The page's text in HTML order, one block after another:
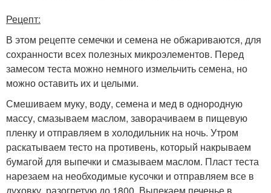
Рецепт:
В этом рецепте семечки и семена не обжариваются, для
сохранности всех полезных микроэлементов. Перед
замесом теста можно немного измельчить семена, но
можно оставить их и целыми.
Смешиваем муку, воду, семена и мед в однородную
массу, смазываем маслом, заворачиваем в пищевую
пленку и отправляем в холодильник на ночь. Утром
раскатываем тесто на противень, который накрываем
бумагой для выпечки и смазываем маслом. Пласт теста
нарезаем на необходимые кусочки и отправляем все в
духовку, разогретую до 1800 . Выпекаем печенье в